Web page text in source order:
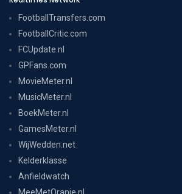
FootballTransfers.com
FootballCritic.com
FCUpdate.nl
GPFans.com
MovieMeter.nl
MusicMeter.nl
BoekMeter.nl
GamesMeter.nl
WijWedden.net
Kelderklasse
Anfieldwatch
MeeMetOranje.nl